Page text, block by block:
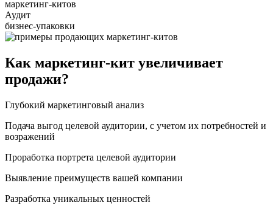
маркетинг-китов
Аудит
бизнес-упаковки
Как маркетинг-кит увеличивает
продажи?
Глубокий маркетинговый анализ
Подача выгод целевой аудитории, с учетом их потребностей и
возражений
Проработка портрета целевой аудитории
Выявление преимуществ вашей компании
Разработка уникальных ценностей